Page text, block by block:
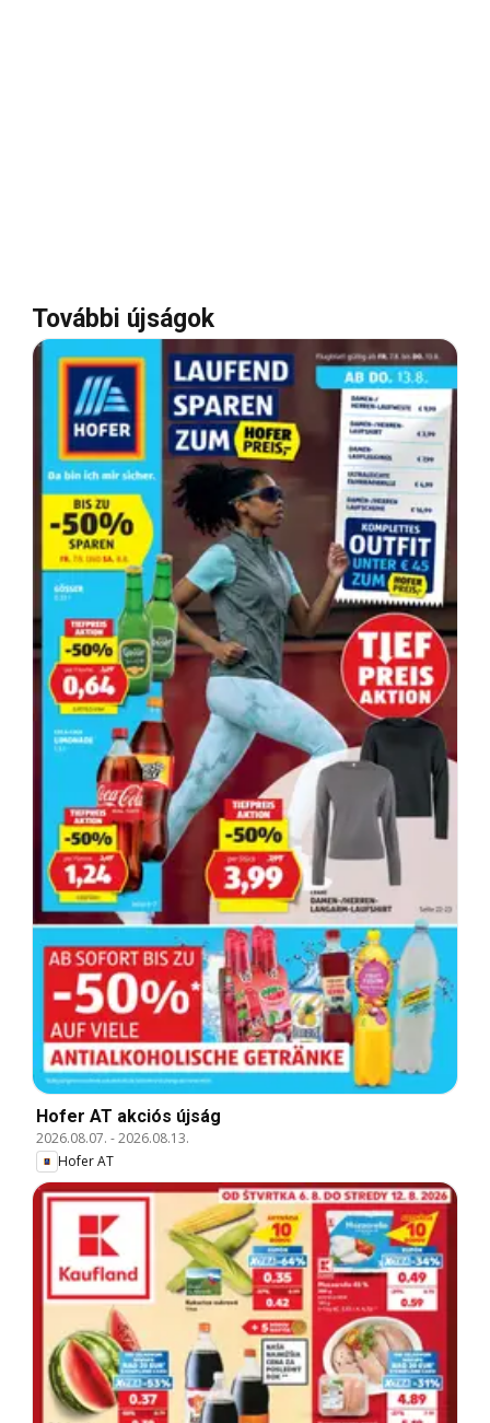
További újságok
Hofer AT akciós újság
2026.08.07. -2026.08.13.
Hofer AT